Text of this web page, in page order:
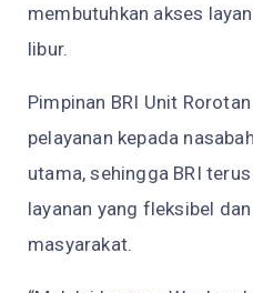
membutuhkan akses
libur.
Pimpinan BRI Unit
pelayanan kepada
utama, sehingga BRI
layanan yang fleksibel
masyarakat.